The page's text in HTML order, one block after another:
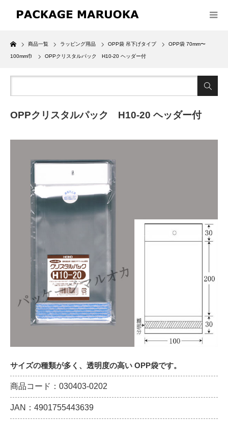
Home
商品一覧 ラッピング用品 OPP袋 吊下げタイプ OPP袋 70mm〜
100mm巾 OPPクリスタルパック H10-20 ヘッダー付
OPPクリスタルパック H10-20 ヘッダー付
サイズの種類が多く、透明度の高い OPP袋です。
商品コード：030403-0202
JAN：4901755443639